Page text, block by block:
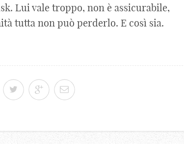
Lui vale troppo, non è assicurabile,
tutta non può perderlo. E così sia.